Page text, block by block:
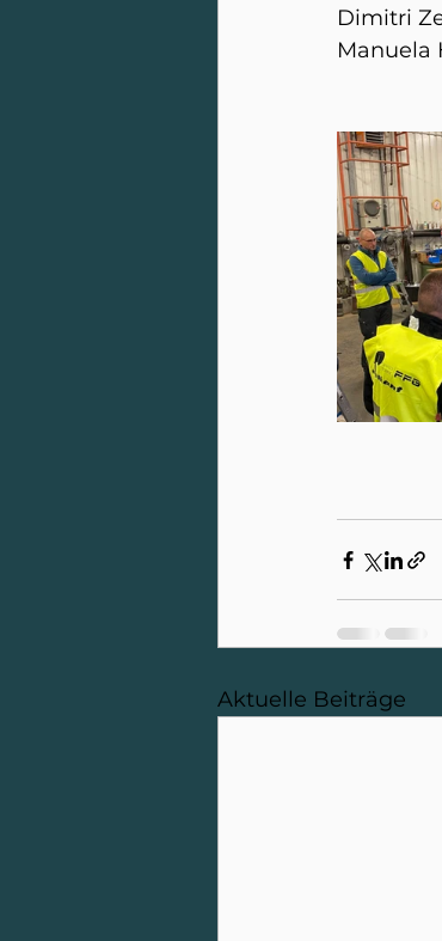
Dimitri
Manuela
Aktuelle Beiträge